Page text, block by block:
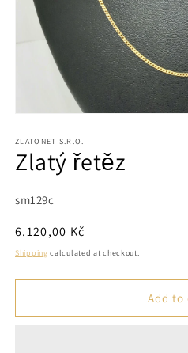
1
in
modal
ZLATONET S.R.O.
Zlatý řetěz
SKU:
sm129c
Regular
price
6.120,00 Kč
Shipping calculated at checkout.
Add to